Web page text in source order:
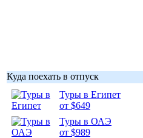
Куда поехать в отпуск
Туры в Египет
от $649
Туры в ОАЭ
от $989